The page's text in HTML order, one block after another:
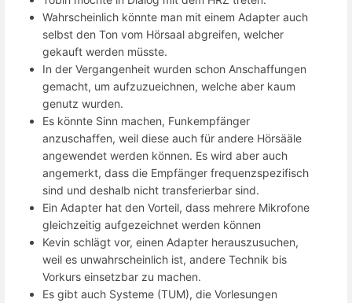
Wahrscheinlich könnte man mit einem Adapter auch
selbst den Ton vom Hörsaal abgreifen, welcher
gekauft werden müsste.
In der Vergangenheit wurden schon Anschaffungen
gemacht, um aufzuzueichnen, welche aber kaum
genutz wurden.
Es könnte Sinn machen, Funkempfänger
anzuschaffen, weil diese auch für andere Hörsääle
angewendet werden können. Es wird aber auch
angemerkt, dass die Empfänger frequenzspezifisch
sind und deshalb nicht transferierbar sind.
Ein Adapter hat den Vorteil, dass mehrere Mikrofone
gleichzeitig aufgezeichnet werden können
Kevin schlägt vor, einen Adapter herauszusuchen,
weil es unwahrscheinlich ist, andere Technik bis
Vorkurs einsetzbar zu machen.
Es gibt auch Systeme (TUM), die Vorlesungen